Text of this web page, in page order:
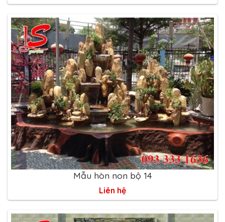
Mẫu hòn non bộ 14
Liên hệ